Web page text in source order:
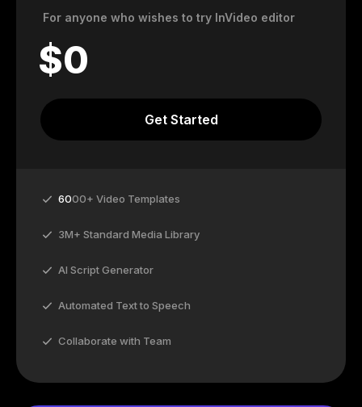
For anyone who wishes to try InVideo editor
$0
Get Started
6000+ Video Templates
3M+ Standard Media Library
AI Script Generator
Automated Text to Speech
Collaborate with Team